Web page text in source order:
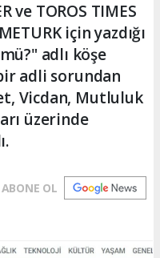
ve TOROS TIMES
için yazdığı
adlı köşe
adli sorundan
Vicdan, Mutluluk
üzerinde
ABONE OL